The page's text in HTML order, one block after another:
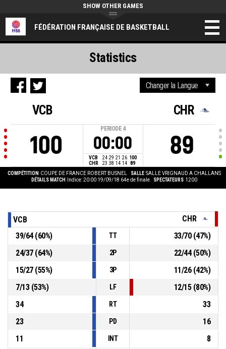
FÉDÉRATION FRANÇAISE DE BASKETBALL
SHOW OTHER GAMES
VCB
100
PERIODE 4
00:00
VCB 24 29 21 26 100
CHR
23 38 14 14 89
CHR
89
COMPÉTITION COUPE DE FRANCE ROBERT BUSNEL SALLE SALLE VRIGNAUD A CHALLANS
DÉTAILS MATCH
Indice: 20:00 19/09/18 64e de finale SPECTATEURS 1200
Statistics
VCB
CHR
39/64(60%) TT 33/70(47%)
24/37(64%) 2P 22/44(50%)
15/27(55%) 3P 11/26(42%)
7/13(53%) LF 12/15(80%)
34
RT
33
23
PD
16
11
INT
8